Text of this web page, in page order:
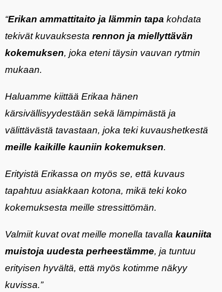
“Erikan ammattitaito ja lämmin tapa kohdata
tekivät kuvauksesta rennon ja miellyttävän
kokemuksen, joka eteni täysin vauvan rytmin
mukaan.
Haluamme kiittää Erikaa hänen
kärsivällisyydestään sekä lämpimästä ja
välittävästä tavastaan, joka teki kuvaushetkestä
meille kaikille kauniin kokemuksen.
Erityistä Erikassa on myös se, että kuvaus
tapahtuu asiakkaan kotona, mikä teki koko
kokemuksesta meille stressittömän.
Valmiit kuvat ovat meille monella tavalla kauniita
muistoja uudesta perheestämme, ja tuntuu
erityisen hyvältä, että myös kotimme näkyy
kuvissa.”